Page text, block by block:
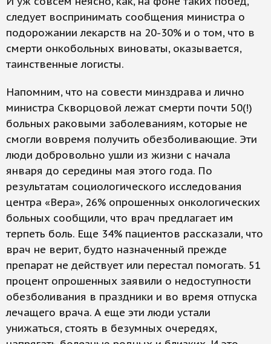
следует воспринимать сообщения министра о
подорожании лекарств на 20-30% и о том, что в
смерти онкобольных виноваты, оказывается,
таинственные логисты.
Напомним, что на совести минздрава и лично
министра Скворцовой лежат смерти почти 50(!)
больных раковыми заболеваниям, которые не
смогли вовремя получить обезболивающие. Эти
люди добровольно ушли из жизни с начала
января до середины мая этого года. По
результатам социологического исследования
центра «Вера», 26% опрошенных онкологических
больных сообщили, что врач предлагает им
терпеть боль. Еще 34% пациентов рассказали, что
врач не верит, будто назначенный прежде
препарат не действует или перестал помогать. 51
процент опрошенных заявили о недоступности
обезболивания в праздники и во время отпуска
лечащего врача. А еще эти люди устали
унижаться, стоять в безумных очередях,